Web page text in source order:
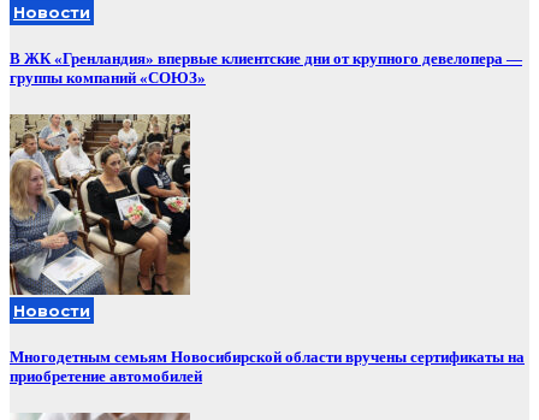
Новости
В ЖК «Гренландия» впервые клиентские дни от крупного девелопера —
группы компаний «СОЮЗ»
Новости
Многодетным семьям Новосибирской области вручены сертификаты на
приобретение автомобилей